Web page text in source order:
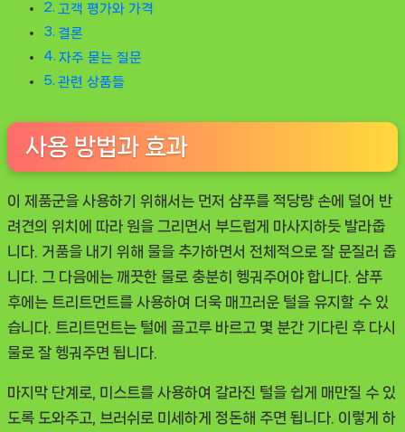
고객 평가와 가격
결론
자주 묻는 질문
관련 상품들
사용 방법과 효과
이 제품군을 사용하기 위해서는 먼저 샴푸를 적당량 손에 덜어 반
려견의 위치에 따라 원을 그리면서 부드럽게 마사지하듯 발라줍
니다. 거품을 내기 위해 물을 추가하면서 전체적으로 잘 문질러 줍
니다. 그 다음에는 깨끗한 물로 충분히 헹궈주어야 합니다. 샴푸
후에는 트리트먼트를 사용하여 더욱 매끄러운 털을 유지할 수 있
습니다. 트리트먼트는 털에 골고루 바르고 몇 분간 기다린 후 다시
물로 잘 헹궈주면 됩니다.
마지막 단계로, 미스트를 사용하여 갈라진 털을 쉽게 매만질 수 있
도록 도와주고, 브러쉬로 미세하게 정돈해 주면 됩니다. 이렇게 하